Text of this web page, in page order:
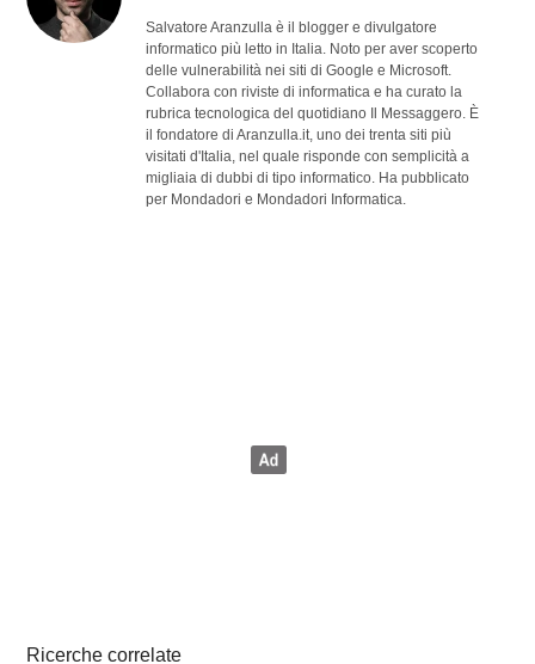
Salvatore Aranzulla è il blogger e divulgatore
informatico più letto in Italia. Noto per aver scoperto
delle vulnerabilità nei siti di Google e Microsoft.
Collabora con riviste di informatica e ha curato la
rubrica tecnologica del quotidiano Il Messaggero. È
il fondatore di Aranzulla.it, uno dei trenta siti più
visitati d'Italia, nel quale risponde con semplicità a
migliaia di dubbi di tipo informatico. Ha pubblicato
per Mondadori e Mondadori Informatica.